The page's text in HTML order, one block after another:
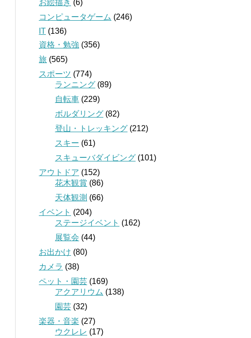
お絵描き (6)
コンピュータゲーム (246)
IT (136)
資格・勉強 (356)
旅 (565)
スポーツ (774)
ランニング (89)
自転車 (229)
ボルダリング (82)
登山・トレッキング (212)
スキー (61)
スキューバダイビング (101)
アウトドア (152)
花木観賞 (86)
天体観測 (66)
イベント (204)
ステージイベント (162)
展覧会 (44)
お出かけ (80)
カメラ (38)
ペット・園芸 (169)
アクアリウム (138)
園芸 (32)
楽器・音楽 (27)
ウクレレ (17)